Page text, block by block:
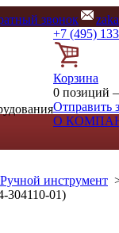
звонок
+7 (495)
Корзина
0 позиций
Отправить
О
Ручной инструмент
304110-01)